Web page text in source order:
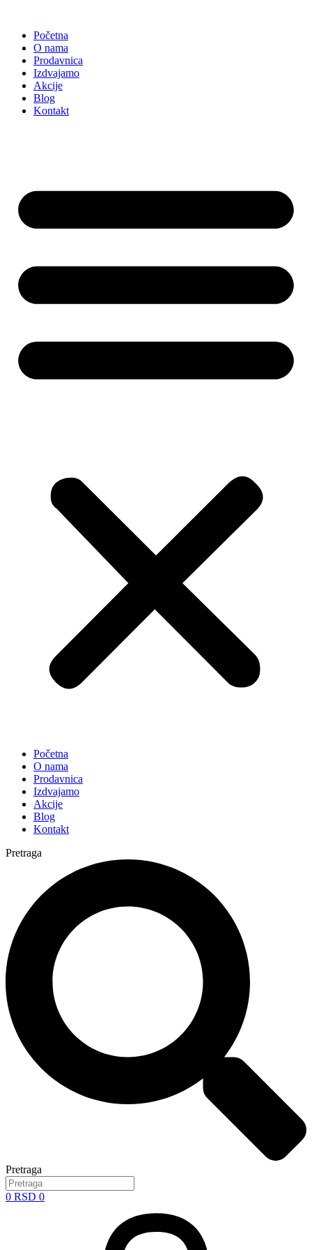
sadržajPočetna
O nama
Prodavnica
Izdvajamo
Akcije
Blog
Kontakt
Početna
O nama
Prodavnica
Izdvajamo
Akcije
Blog
Kontakt
Pretraga
Pretraga
0 RSD 0